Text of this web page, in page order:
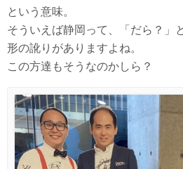
という意味。
そういえば静岡って、「だら？」
形の訛りがありますよね。
この方達もそうなのかしら？